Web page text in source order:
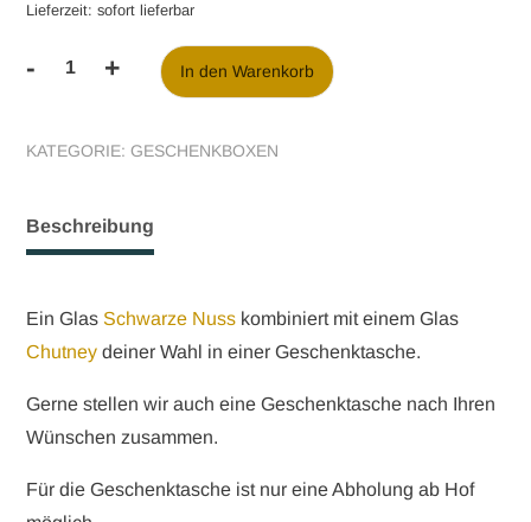
Lieferzeit: sofort lieferbar
-Geschenktasche
Sichtfenster
+ In den Warenkorb
KATEGORIE: GESCHENKBOXEN
Beschreibung
Ein Glas Schwarze Nuss kombiniert mit einem Glas
Chutney deiner Wahl in einer Geschenktasche.
Gerne stellen wir auch eine Geschenktasche nach Ihren
Wünschen zusammen.
Für die Geschenktasche ist nur eine Abholung ab Hof